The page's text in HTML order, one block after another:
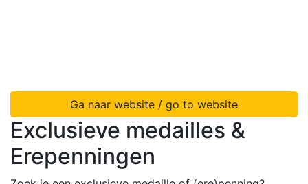
Ga naar website / go to website
Exclusieve medailles &
Erepenningen